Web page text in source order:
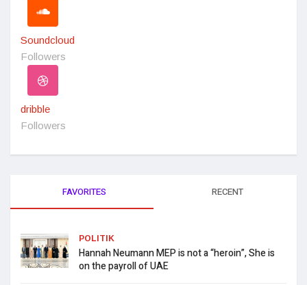
Soundcloud
Followers
dribble
Followers
FAVORITES RECENT
POLITIK
Hannah Neumann MEP is not a “heroin”, She is
on the payroll of UAE